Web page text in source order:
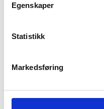
Egenskaper
Statistikk
Markedsføring
KJØP